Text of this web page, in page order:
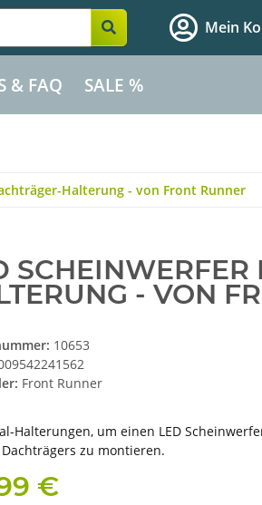
Mein
& FAQ SALE %
Halterung - von Front Runner
SCHEINWERFER
- VON
10653
Front Runner
Halterungen, um einen LED
zu montieren.
€